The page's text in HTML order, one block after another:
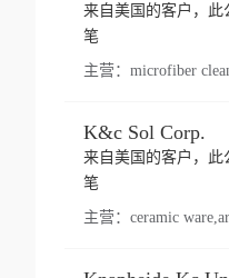
来自美国的客户，此
笔
主营： microfiber
K&c Sol Corp.
来自美国的客户，此
笔
主营： ceramic